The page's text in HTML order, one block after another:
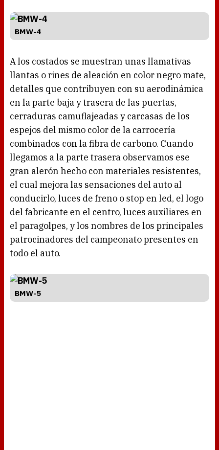
BMW-4
A los costados se muestran unas llamativas
llantas o rines de aleación en color negro mate,
detalles que contribuyen con su aerodinámica
en la parte baja y trasera de las puertas,
cerraduras camuflajeadas y carcasas de los
espejos del mismo color de la carrocería
combinados con la fibra de carbono. Cuando
llegamos a la parte trasera observamos ese
gran alerón hecho con materiales resistentes,
el cual mejora las sensaciones del auto al
conducirlo, luces de freno o stop en led, el logo
del fabricante en el centro, luces auxiliares en
el paragolpes, y los nombres de los principales
patrocinadores del campeonato presentes en
todo el auto.
BMW-5